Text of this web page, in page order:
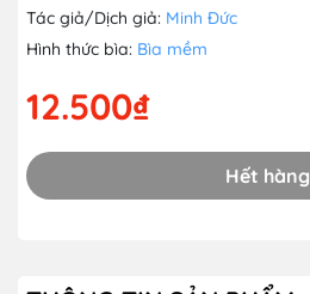
Tác giả/Dịch giả: Minh Đức
Hình thức bìa: Bìa mềm
12.500₫
Hết hàng